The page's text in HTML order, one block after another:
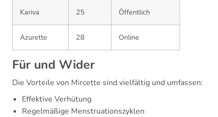
Kariva 25 Öffentlich
Azurette 28 Online
Für und Wider
Die Vorteile von Mircette sind vielfältig und umfassen:
Effektive Verhütung
Regelmäßige Menstruationszyklen